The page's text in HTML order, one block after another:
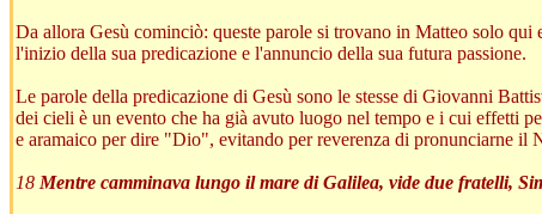
Da allora Gesù cominciò: queste parole si trovano in Matteo solo
l'inizio della sua predicazione e l'annuncio della sua futura passione.
Le parole della predicazione di Gesù sono le stesse di Giovanni
dei cieli è un evento che ha già avuto luogo nel tempo e i cui effetti
e aramaico per dire "Dio", evitando per reverenza di pronunciarne
18 Mentre camminava lungo il mare di Galilea, vide due fratelli,